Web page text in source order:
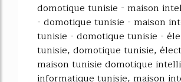
domotique tunisie - maison
- domotique tunisie - maison
tunisie - domotique tunisie -
tunisie, domotique tunisie,
maison tunisie domotique
informatique tunisie, maison